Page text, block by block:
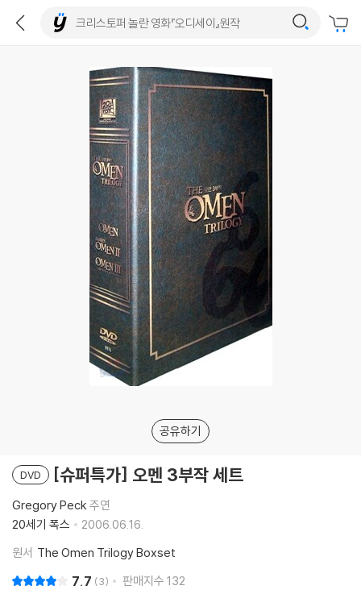
공유하기
DVD [슈퍼특가] 오멘 3부작 세트
Gregory Peck주연
20세기 폭스
2006.06.16.
원서 The Omen Trilogy Boxset
7.7 3 판매지수 132